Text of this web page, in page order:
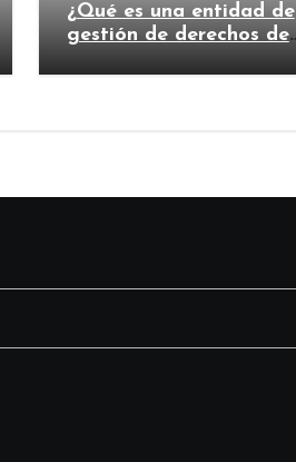
¿Qué es una entidad de
gestión de derechos de
importante?